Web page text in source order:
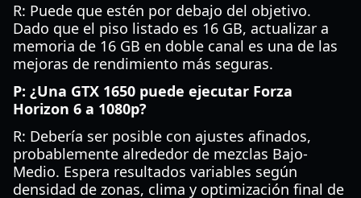
R: Puede que estén por debajo del objetivo.
Dado que el piso listado es 16 GB, actualizar a
memoria de 16 GB en doble canal es una de las
mejoras de rendimiento más seguras.
P: ¿Una GTX 1650 puede ejecutar Forza
Horizon 6 a 1080p?
R: Debería ser posible con ajustes afinados,
probablemente alrededor de mezclas Bajo-
Medio. Espera resultados variables según
densidad de zonas, clima y optimización final de